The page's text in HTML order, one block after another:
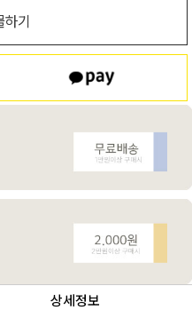
기
상세정보